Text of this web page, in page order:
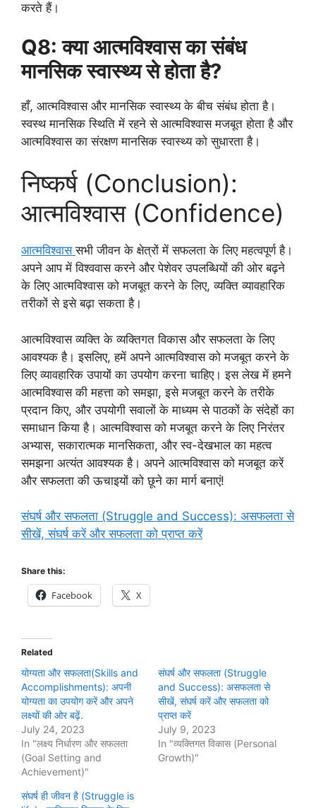
करते हैं।
Q8: क्या आत्मविश्वास का संबंध
मानसिक स्वास्थ्य से होता है?
हाँ, आत्मविश्वास और मानसिक स्वास्थ्य के बीच संबंध होता है।
स्वस्थ मानसिक स्थिति में रहने से आत्मविश्वास मजबूत होता है और
आत्मविश्वास का संरक्षण मानसिक स्वास्थ्य को सुधारता है।
निष्कर्ष (Conclusion):
आत्मविश्वास (Confidence)
आत्मविश्वाससभी जीवन के क्षेत्रों में सफलता के लिए महत्वपूर्ण है।
अपने आप में विश्ववास करने और पेशेवर उपलब्धियों की ओर बढ़ने
के लिए आत्मविश्वास को मजबूत करने के लिए, व्यक्ति व्यावहारिक
तरीकों से इसे बढ़ा सकता है।
आत्मविश्वास व्यक्ति के व्यक्तिगत विकास और सफलता के लिए
आवश्यक है। इसलिए, हमें अपने आत्मविश्वास को मजबूत करने के
लिए व्यावहारिक उपायों का उपयोग करना चाहिए। इस लेख में हमने
आत्मविश्वास की महत्ता को समझा, इसे मजबूत करने के तरीके
प्रदान किए, और उपयोगी सवालों के माध्यम से पाठकों के संदेहों का
समाधान किया है। आत्मविश्वास को मजबूत करने के लिए निरंतर
अभ्यास, सकारात्मक मानसिकता, और स्व-देखभाल का महत्व
समझना अत्यंत आवश्यक है। अपने आत्मविश्वास को मजबूत करें
और सफलता की ऊचाइयों को छूने का मार्ग बनाएं!
संघर्ष और सफलता (Struggle and Success): असफलता से
सीखें, संघर्ष करें और सफलता को प्राप्त करें
Share this:
Facebook X
Related
योग्यता और सफलता(Skills and
Accomplishments): अपनी
योग्यता का उपयोग करें और अपने
लक्ष्यों की ओर बढ़ें.
July 24, 2023
In "लक्ष्य निर्धारण और सफलता
(Goal Setting and
Achievement)"
संघर्ष और सफलता (Struggle
and Success): असफलता से
सीखें, संघर्ष करें और सफलता को
प्राप्त करें
July 9, 2023
In "व्यक्तिगत विकास (Personal
Growth)"
संघर्ष ही जीवन है (Struggle is